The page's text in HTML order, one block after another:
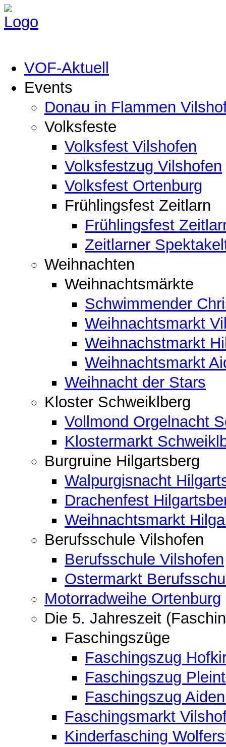
VOF-Aktuell
Events
Donau in Flammen
Volksfeste
Volksfest Vilshofen
Volksfestzug Vilshofen
Volksfest Ortenburg
Frühlingsfest Zeitlarn
Frühlingsfest
Zeitlarner
Weihnachten
Weihnachtsmärkte
Schwimmender
Weihnachtsmarkt
Weihnachstmarkt
Weihnachtsmarkt
Weihnacht der Stars
Kloster Schweiklberg
Vollmond Orgelnacht
Klostermarkt
Burgruine Hilgartsberg
Walpurgisnacht
Drachenfest
Weihnachtsmarkt
Berufsschule Vilshofen
Berufsschule Vilshofen
Ostermarkt
Motorradweihe Ortenburg
Die 5. Jahreszeit
Faschingszüge
Faschingszug
Faschingszug
Faschingszug
Faschingsmarkt
Kinderfasching